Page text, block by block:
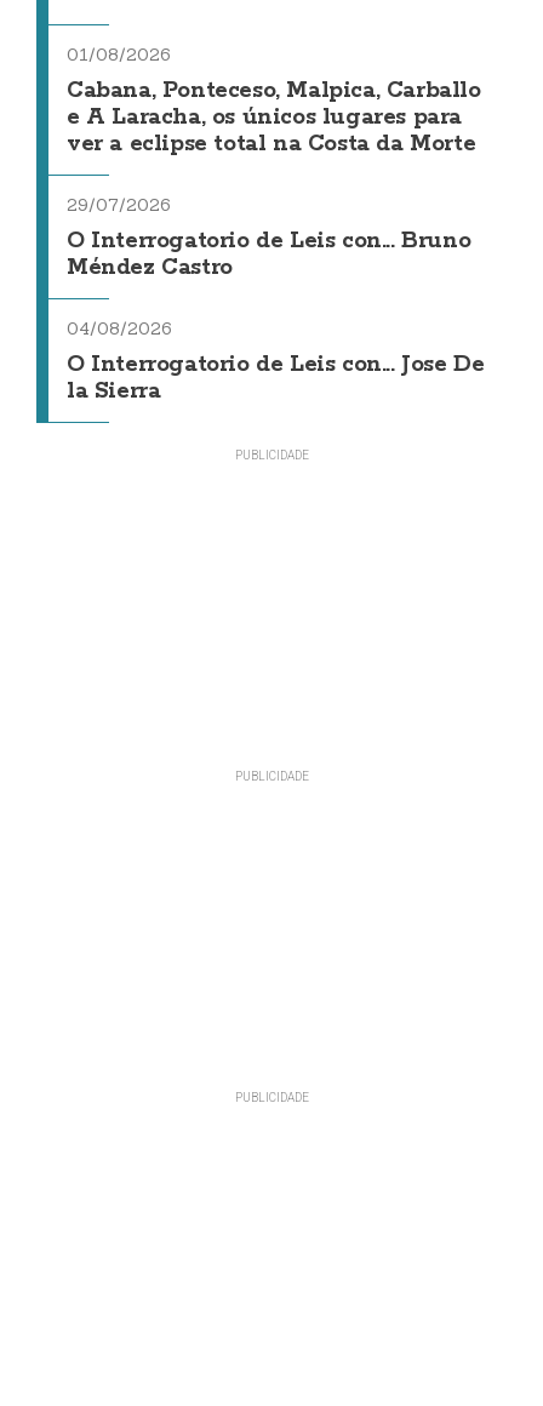
01/08/2026
Cabana, Ponteceso, Malpica, Carballo
e A Laracha, os únicos lugares para
ver a eclipse total na Costa da Morte
29/07/2026
O Interrogatorio de Leis con... Bruno
Méndez Castro
04/08/2026
O Interrogatorio de Leis con... Jose De
la Sierra